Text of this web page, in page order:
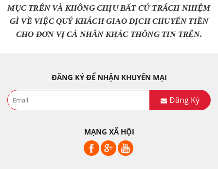
MỤC TRÊN VÀ KHÔNG CHỊU BẤT CỨ TRÁCH NHIỆM
GÌ VỀ VIỆC QUÝ KHÁCH GIAO DỊCH CHUYỂN TIỀN
CHO ĐƠN VỊ CÁ NHÂN KHÁC THÔNG TIN TRÊN.
ĐĂNG KÝ ĐỂ NHẬN KHUYẾN MẠI
Đăng Ký
MẠNG XÃ HỘI